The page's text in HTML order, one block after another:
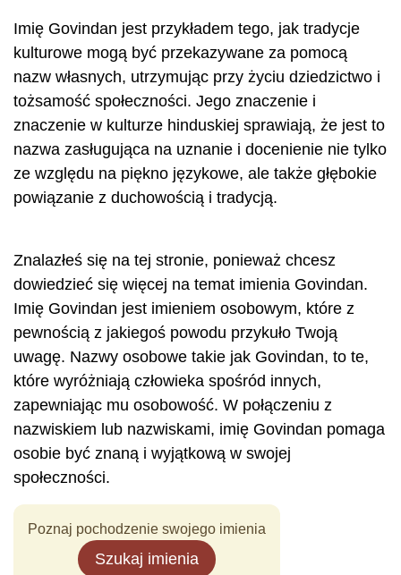
Imię Govindan jest przykładem tego, jak tradycje
kulturowe mogą być przekazywane za pomocą
nazw własnych, utrzymując przy życiu dziedzictwo i
tożsamość społeczności. Jego znaczenie i
znaczenie w kulturze hinduskiej sprawiają, że jest to
nazwa zasługująca na uznanie i docenienie nie tylko
ze względu na piękno językowe, ale także głębokie
powiązanie z duchowością i tradycją.
Znalazłeś się na tej stronie, ponieważ chcesz
dowiedzieć się więcej na temat imienia Govindan.
Imię Govindan jest imieniem osobowym, które z
pewnością z jakiegoś powodu przykuło Twoją
uwagę. Nazwy osobowe takie jak Govindan, to te,
które wyróżniają człowieka spośród innych,
zapewniając mu osobowość. W połączeniu z
nazwiskiem lub nazwiskami, imię Govindan pomaga
osobie być znaną i wyjątkową w swojej
społeczności.
Poznaj pochodzenie swojego imienia
Szukaj imienia